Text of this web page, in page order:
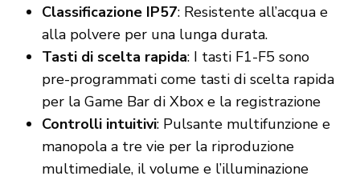
Classificazione IP57: Resistente all’acqua e
alla polvere per una lunga durata.
Tasti di scelta rapida: I tasti F1-F5 sono
pre-programmati come tasti di scelta rapida
per la Game Bar di Xbox e la registrazione
Controlli intuitivi: Pulsante multifunzione e
manopola a tre vie per la riproduzione
multimediale, il volume e l’illuminazione